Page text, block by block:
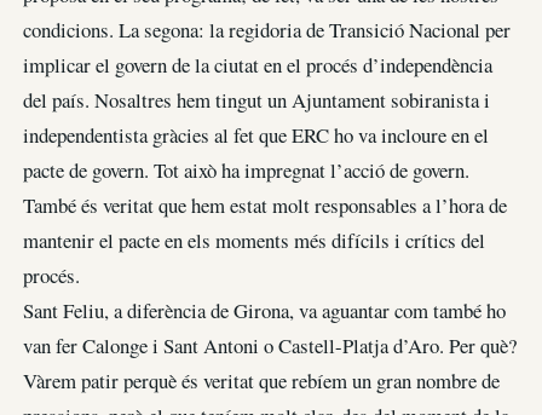
condicions. La segona: la regidoria de Transició Nacional per
implicar el govern de la ciutat en el procés d’independència
del país. Nosaltres hem tingut un Ajuntament sobiranista i
independentista gràcies al fet que ERC ho va incloure en el
pacte de govern. Tot això ha impregnat l’acció de govern.
També és veritat que hem estat molt responsables a l’hora de
mantenir el pacte en els moments més difícils i crítics del
procés.
Sant Feliu, a diferència de Girona, va aguantar com també ho
van fer Calonge i Sant Antoni o Castell-Platja d’Aro. Per què?
Vàrem patir perquè és veritat que rebíem un gran nombre de